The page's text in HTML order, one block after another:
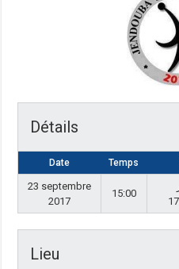
Détails
Date Temps
23 septembre
2017
15:00
Lieu